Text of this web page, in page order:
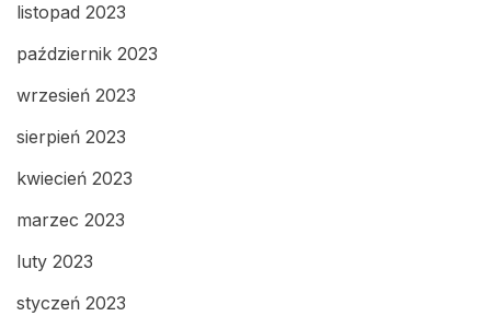
listopad 2023
październik 2023
wrzesień 2023
sierpień 2023
kwiecień 2023
marzec 2023
luty 2023
styczeń 2023